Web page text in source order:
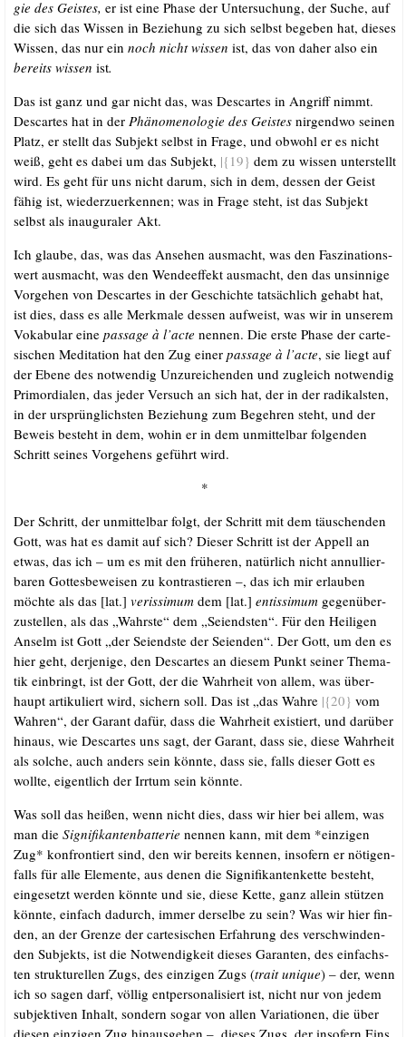
gie des Geis­tes, er ist eine Pha­se der Unter­su­chung, der Suche, auf
die sich das Wis­sen in Bezie­hung zu sich selbst bege­ben hat, die­ses
Wis­sen, das nur ein noch nicht wis­sen ist, das von daher also ein
bereits wis­sen ist.
Das ist ganz und gar nicht das, was Des­car­tes in Angriff nimmt.
Des­car­tes hat in der Phä­no­me­no­lo­gie des Geis­tesnir­gend­wo sei­nen
Platz, er stellt das Sub­jekt selbst in Fra­ge, und obwohl er es nicht
weiß, geht es dabei um das Sub­jekt, |{19} dem zu wis­sen unter­stellt
wird. Es geht für uns nicht dar­um, sich in dem, des­sen der Geist
fähig ist, wie­der­zu­er­ken­nen; was in Fra­ge steht, ist das Sub­jekt
selbst als inau­gu­ra­ler Akt.
Ich glau­be, das, was das Anse­hen aus­macht, was den Fas­zi­na­ti­ons­
wert aus­macht, was den Wen­de­ef­fekt aus­macht, den das unsin­ni­ge
Vor­ge­hen von Des­car­tes in der Geschich­te tat­säch­lich gehabt hat,
ist dies, dass es alle Merk­ma­le des­sen auf­weist, was wir in unse­rem
Voka­bu­lar eine pas­sa­ge à l’acte nen­nen. Die ers­te Pha­se der car­te­
si­schen Medi­ta­ti­on hat den Zug einer pas­sa­ge à l’acte, sie liegt auf
der Ebe­ne des not­wen­dig Unzu­rei­chen­den und zugleich not­wen­dig
Pri­mor­dia­len, das jeder Ver­such an sich hat, der in der radi­kals­ten,
in der ursprüng­lichs­ten Bezie­hung zum Begeh­ren steht, und der
Beweis besteht in dem, wohin er in dem unmit­tel­bar fol­gen­den
Schritt sei­nes Vor­ge­hens geführt wird.
*
Der Schritt, der unmit­tel­bar folgt, der Schritt mit dem täu­schen­den
Gott, was hat es damit auf sich? Die­ser Schritt ist der Appell an
etwas, das ich – um es mit den frü­he­ren, natür­lich nicht annul­lier­
ba­ren Got­tes­be­wei­sen zu kon­tras­tie­ren –, das ich mir erlau­ben
möch­te als das [lat.] veris­si­mumdem [lat.] entis­si­mumgegen­über­
zu­stel­len, als das „Wahrs­te“ dem „Sei­ends­ten“. Für den Hei­li­gen
Anselm ist Gott „der Sei­ends­te der Sei­en­den“. Der Gott, um den es
hier geht, der­je­ni­ge, den Des­car­tes an die­sem Punkt sei­ner The­ma­
tik ein­bringt, ist der Gott, der die Wahr­heit von allem, was über­
haupt arti­ku­liert wird, sichern soll. Das ist „das Wah­re |{20} vom
Wah­ren“, der Garant dafür, dass die Wahr­heit exis­tiert, und dar­über
hin­aus, wie Des­car­tes uns sagt, der Garant, dass sie, die­se Wahr­heit
als sol­che, auch anders sein könn­te, dass sie, falls die­ser Gott es
woll­te, eigent­lich der Irr­tum sein könnte.
Was soll das hei­ßen, wenn nicht dies, dass wir hier bei allem, was
man die Signi­fi­kan­ten­bat­te­rie nen­nen kann, mit dem *ein­zi­gen
Zug* kon­fron­tiert sind, den wir bereits ken­nen, inso­fern er nöti­gen­
falls für alle Ele­men­te, aus denen die Signi­fi­kan­ten­ket­te besteht,
ein­ge­setzt wer­den könn­te und sie, die­se Ket­te, ganz allein stüt­zen
könn­te, ein­fach dadurch, immer der­sel­be zu sein? Was wir hier fin­
den, an der Gren­ze der car­te­si­schen Erfah­rung des ver­schwin­den­
den Sub­jekts, ist die Not­wen­dig­keit die­ses Garan­ten, des ein­fachs­
ten struk­tu­rel­len Zugs, des ein­zi­gen Zugs (trait uni­que) – der, wenn
ich so sagen darf, völ­lig ent­per­so­na­li­siert ist, nicht nur von jedem
sub­jek­ti­ven Inhalt, son­dern sogar von allen Varia­tio­nen, die über